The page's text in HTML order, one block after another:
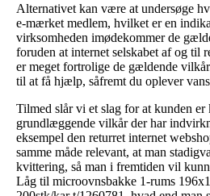
Alternativet kan være at undersøge
e-mærket medlem, hvilket er en
virksomheden imødekommer de
foruden at internet selskabet af og til
er meget fortrolige de gældende
til at få hjælp, såfremt du oplever
Tilmed slår vi et slag for at kunden er
grundlæggende vilkår der har
eksempel den returret internet
samme måde relevant, at man
kvittering, så man i fremtiden vil
Låg til microovnsbakke 1-rums